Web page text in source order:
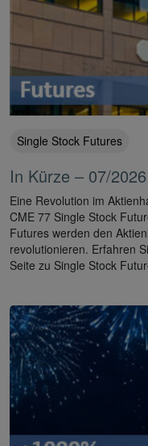
Single Stock Futures
In Kürze – 07/2026
Eine Revolution im
CME 77 Single Stock
Futures werden den
revolutionieren. Erfahren
Seite zu Single Stock